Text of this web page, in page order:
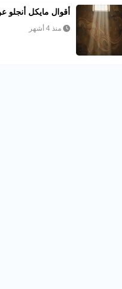
أقوال مايكل أنجلو
منذ 4 أشهر